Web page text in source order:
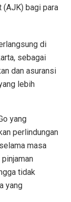
(AJK) bagi para
di
sebagai
dan asuransi
lebih
yang
perlindungan
masa
tidak
yang